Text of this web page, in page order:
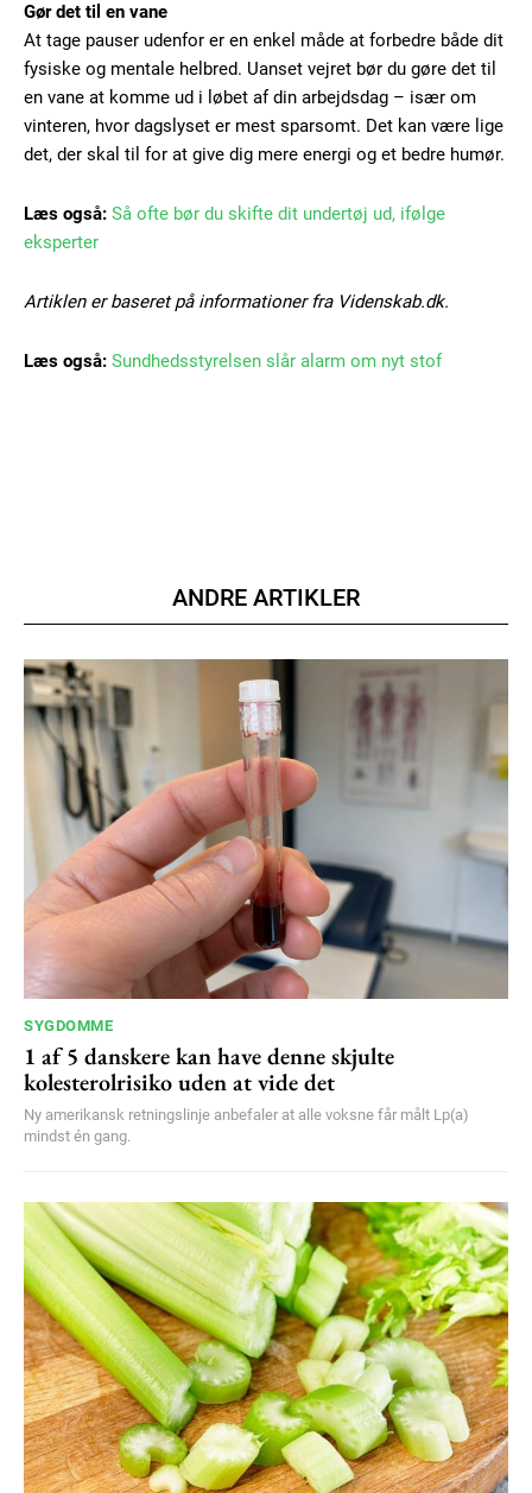
Nullam eu erat condimentum
Donec quis est ac felis
Orci varius natoque dolor
100DKK / year
YEARLY PRICING MONTHLY PRICING
Gør det til en vane
At tage pauser udenfor er en enkel måde at forbedre både dit
fysiske og mentale helbred. Uanset vejret bør du gøre det til
en vane at komme ud i løbet af din arbejdsdag – især om
vinteren, hvor dagslyset er mest sparsomt. Det kan være lige
det, der skal til for at give dig mere energi og et bedre humør.
Læs også: Så ofte bør du skifte dit undertøj ud, ifølge
eksperter
Artiklen er baseret på informationer fra Videnskab.dk.
Læs også: Sundhedsstyrelsen slår alarm om nyt stof
ANDRE ARTIKLER
SYGDOMME
1 af 5 danskere kan have denne skjulte
kolesterolrisiko uden at vide det
Ny amerikansk retningslinje anbefaler at alle voksne får målt Lp(a)
mindst én gang.